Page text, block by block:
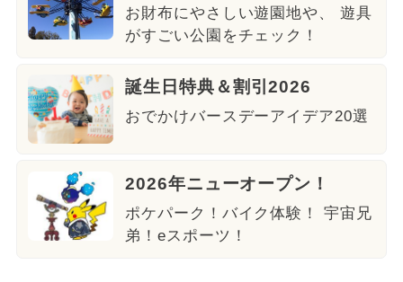
お財布にやさしい遊園地や、 遊具
がすごい公園をチェック！
誕生日特典＆割引2026
おでかけバースデーアイデア20選
2026年ニューオープン！
ポケパーク！バイク体験！ 宇宙兄
弟！eスポーツ！